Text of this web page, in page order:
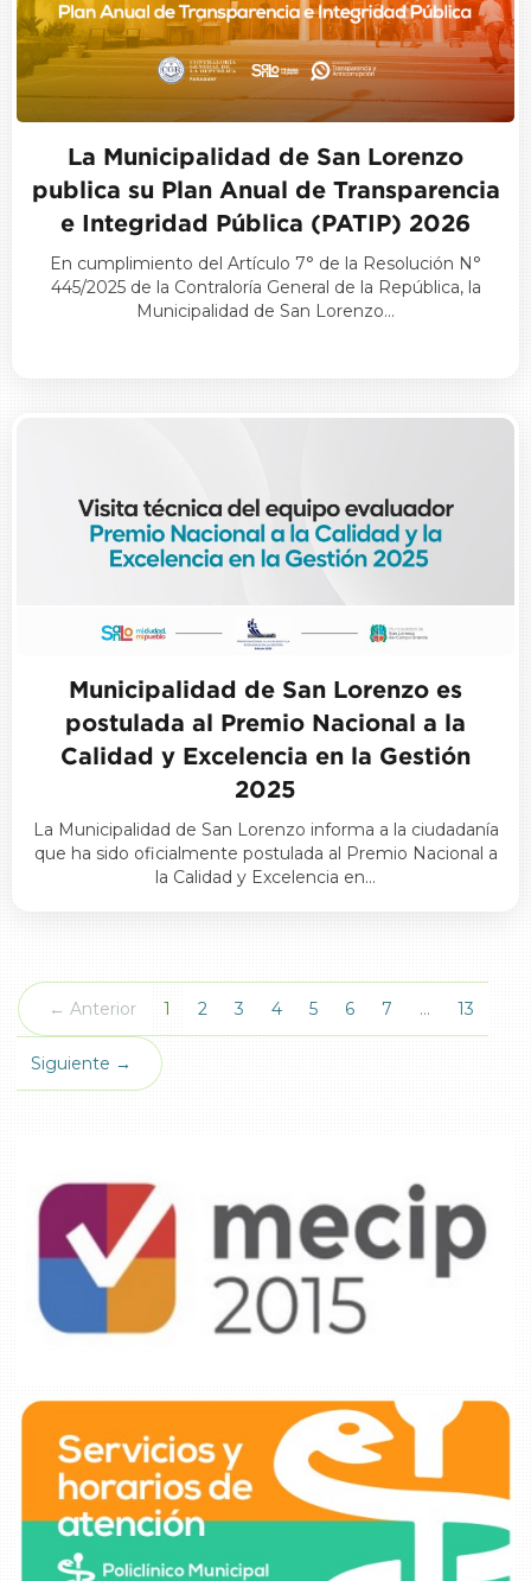
La Municipalidad de San Lorenzo
publica su Plan Anual de Transparencia
e Integridad Pública (PATIP) 2026
En cumplimiento del Artículo 7° de la Resolución N°
445/2025 de la Contraloría General de la República, la
Municipalidad de San Lorenzo…
Municipalidad de San Lorenzo es
postulada al Premio Nacional a la
Calidad y Excelencia en la Gestión
2025
La Municipalidad de San Lorenzo informa a la ciudadanía
que ha sido oficialmente postulada al Premio Nacional a
la Calidad y Excelencia en…
← Anterior 1 (actual)
2 3 4 5 6 7 … 13
Siguiente →